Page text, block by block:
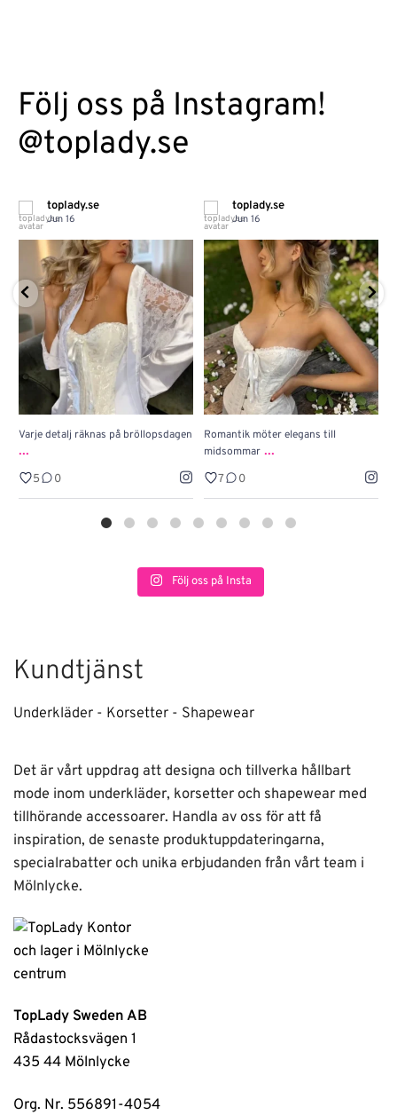
Följ oss på Instagram!
@toplady.se
toplady.se
Jun 16
Varje detalj räknas på bröllopsdagen
...
5 0
toplady.se
Jun 16
Romantik möter elegans till
midsommar ...
7 0
Följ oss på Insta
Kundtjänst
Underkläder - Korsetter - Shapewear
Det är vårt uppdrag att designa och tillverka hållbart
mode inom underkläder, korsetter och shapewear med
tillhörande accessoarer. Handla av oss för att få
inspiration, de senaste produktuppdateringarna,
specialrabatter och unika erbjudanden från vårt team i
Mölnlycke.
TopLady Sweden AB
Rådastocksvägen 1
435 44 Mölnlycke
Org. Nr. 556891-4054